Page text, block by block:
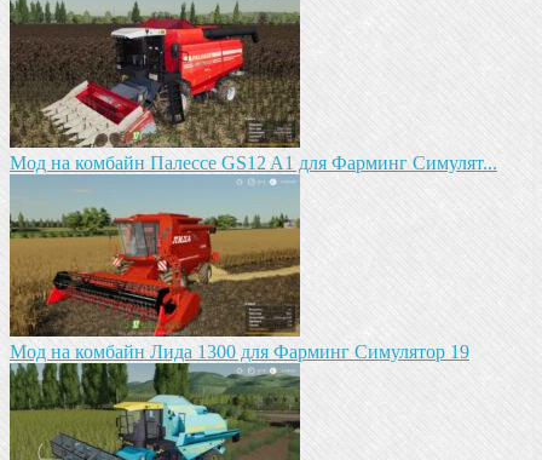
Мод на комбайн Палессе GS12 A1 для Фарминг Симулят...
Мод на комбайн Лида 1300 для Фарминг Симулятор 19